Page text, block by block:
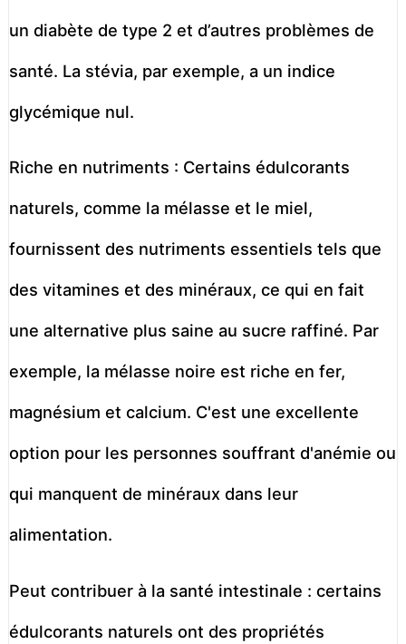
un diabète de type 2 et d’autres problèmes de
santé. La stévia, par exemple, a un indice
glycémique nul.
Riche en nutriments : Certains édulcorants
naturels, comme la mélasse et le miel,
fournissent des nutriments essentiels tels que
des vitamines et des minéraux, ce qui en fait
une alternative plus saine au sucre raffiné. Par
exemple, la mélasse noire est riche en fer,
magnésium et calcium. C'est une excellente
option pour les personnes souffrant d'anémie ou
qui manquent de minéraux dans leur
alimentation.
Peut contribuer à la santé intestinale : certains
édulcorants naturels ont des propriétés